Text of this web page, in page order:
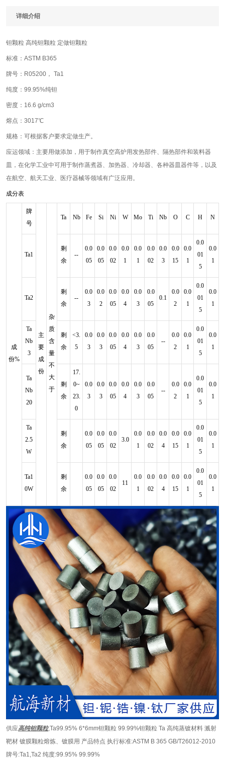
详细介绍
钽颗粒 高纯钽颗粒 定做钽颗粒
标准：ASTM B365
牌号：R05200， Ta1
纯度：99.95%纯钽
密度：16.6 g/cm3
熔点：3017℃
规格：可根据客户要求定做生产。
应运领域：主要用做添加，用于制作真空高炉用发热部件、隔热部件和装料器
皿，在化学工业中可用于制作蒸煮器、加热器、冷却器、各种器皿器件等，以及
在航空、航天工业、医疗器械等领域有广泛应用。
成分表
成
份%
牌
号
主
要
成
份
杂
质
含
量
不
大
于
Ta Nb Fe Si Ni W Mo Ti Nb O C H N
Ta1
剩
余
--
0.0
05
0.0
05
0.0
02
0.0
1
0.0
1
0.0
02
0.0
3
0.0
15
0.0
1
0.0
01
5
0.0
1
Ta2
剩
余
--
0.0
3
0.0
2
0.0
05
0.0
4
0.0
3
0.0
05
0.1
0.0
2
0.0
1
0.0
01
5
0.0
1
Ta
Nb
3
剩
余
<3.
5
0.0
3
0.0
3
0.0
05
0.0
4
0.0
3
0.0
05
--
0.0
2
0.0
1
0.0
01
5
0.0
1
Ta
Nb
20
剩
余
17.
0~
23.
0
0.0
3
0.0
3
0.0
05
0.0
4
0.0
3
0.0
05
--
0.0
2
0.0
1
0.0
01
5
0.0
1
Ta
2.5
W
剩
余
0.0
05
0.0
05
0.0
02
3.0
0.0
1
0.0
02
0.0
4
0.0
15
0.0
1
0.0
01
5
0.0
1
Ta1
0W
剩
余
0.0
05
0.0
05
0.0
02
11
0.0
1
0.0
02
0.0
4
0.0
15
0.0
1
0.0
01
5
0.0
1
供应高纯钽颗粒,Ta99.95% 6*6mm钽颗粒 99.99%钽颗粒 Ta 高纯蒸镀材料 溅射
靶材 镀膜颗粒熔炼、镀膜用 产品特点 执行标准:ASTM B 365 GB/T26012-2010
牌号:Ta1,Ta2 纯度:99.95% 99.99%